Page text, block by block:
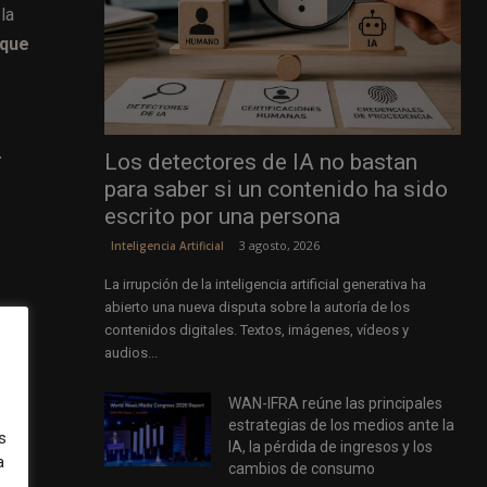
Los detectores de IA no bastan
para saber si un contenido ha sido
escrito por una persona
Inteligencia Artificial 3 agosto, 2026
La irrupción de la inteligencia artificial generativa ha
abierto una nueva disputa sobre la autoría de los
contenidos digitales. Textos, imágenes, vídeos y
audios...
WAN-IFRA reúne las principales
estrategias de los medios ante la
IA, la pérdida de ingresos y los
cambios de consumo